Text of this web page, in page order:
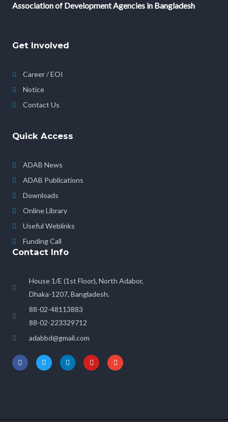
Association of Development Agencies in Bangladesh
Get Involved
Career / EOI
Notice
Contact Us
Quick Access
ADAB News
ADAB Publications
Downloads
Online Library
Useful Weblinks
Funding Call
Contact Info
House 1/E (1st Floor), North Adabor,
Dhaka-1207, Bangladesh.
88-02-48113883
88-02-223329712
adabbd@gmail.com